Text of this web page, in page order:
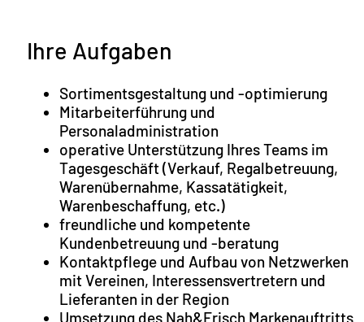
Ihre Aufgaben
Sortimentsgestaltung und -optimierung
Mitarbeiterführung und
Personaladministration
operative Unterstützung Ihres Teams im
Tagesgeschäft (Verkauf, Regalbetreuung,
Warenübernahme, Kassatätigkeit,
Warenbeschaffung, etc.)
freundliche und kompetente
Kundenbetreuung und -beratung
Kontaktpflege und Aufbau von Netzwerken
mit Vereinen, Interessensvertretern und
Lieferanten in der Region
Umsetzung des Nah&Frisch Markenauftritts